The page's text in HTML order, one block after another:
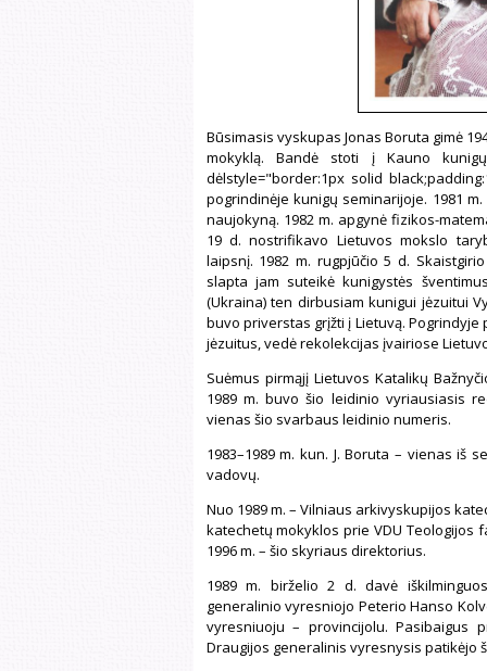
Būsimasis vyskupas Jonas Boruta gimė
mokyklą. Bandė stoti į Kauno
dėlstyle="border:1px solid
pogrindinėje kunigų seminarijoje. 1981
naujokyną. 1982 m. apgynė fizikos-
19 d. nostrifikavo Lietuvos mokslo
laipsnį. 1982 m. rugpjūčio 5 d.
slapta jam suteikė kunigystės
(Ukraina) ten dirbusiam kunigui jėzuitui
buvo priverstas grįžti į Lietuvą.
jėzuitus, vedė rekolekcijas įvairiose
Suėmus pirmąjį Lietuvos Katalikų
1989 m. buvo šio leidinio vyriausiasis
vienas šio svarbaus leidinio numeris.
1983–1989 m. kun. J. Boruta – vienas
vadovų.
Nuo 1989 m. – Vilniaus arkivyskupijos
katechetų mokyklos prie VDU
1996 m. – šio skyriaus direktorius.
1989 m. birželio 2 d. davė
generalinio vyresniojo Peterio Hanso
vyresniuoju – provincijolu. Pasibaigus
Draugijos generalinis vyresnysis patikėjo